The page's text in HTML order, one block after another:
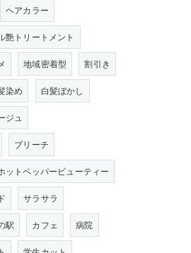
ヘアカラー
艶トリートメント
地域密着型 割引き
染め 白髪ぼかし
ジュ
ブリーチ
ットペッパービューティー
サラサラ
駅 カフェ 病院